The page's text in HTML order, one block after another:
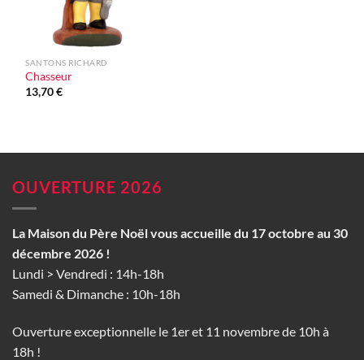
SANTONS RICHARD
Chasseur
13,70€
OUVERTURE 2026
La Maison du Père Noël vous accueille du 17 octobre au 30
décembre 2026 !
Lundi > Vendredi : 14h-18h
Samedi & Dimanche : 10h-18h
Ouverture exceptionnelle le 1er et 11 novembre de 10h à
18h !